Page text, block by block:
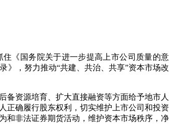
《国务院关于进一步提高上市公司质量的意
》，努力推动“共建、共治、共享”资本市场改
资源培育、扩大直接融资等方面给予地市人
正确履行股东权利，切实维护上市公司和投资
和非法证券期货活动，维护资本市场秩序，净